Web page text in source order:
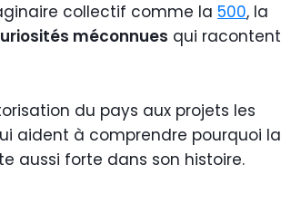
collectif comme la 500, la
méconnues qui racontent
du pays aux projets les
aident à comprendre pourquoi la
aussi forte dans son histoire.